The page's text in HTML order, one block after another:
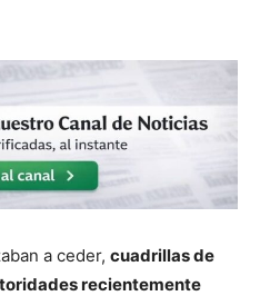
a ceder, cuadrillas de
recientemente